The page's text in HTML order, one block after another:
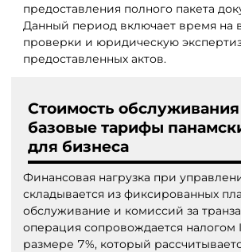
предоставления полного пакета
Данный период включает время на
проверки и юридическую
предоставленных актов.
Стоимость
базовые тарифы
для бизнеса
Финансовая нагрузка при
складывается из фиксированных
обслуживание и комиссий за
операция сопровождается налогом
размере 7%, который